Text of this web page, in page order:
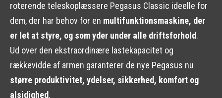
roterende teleskoplæssere Pegasus Classic ideelle for
dem, der har behov for en multifunktionsmaskine, der
er let at styre, og som yder under alle driftsforhold.
Ud over den ekstraordinære lastekapacitet og
rækkevidde af armen garanterer de nye Pegasus nu
større produktivitet, ydelser, sikkerhed, komfort og
alsidighed.